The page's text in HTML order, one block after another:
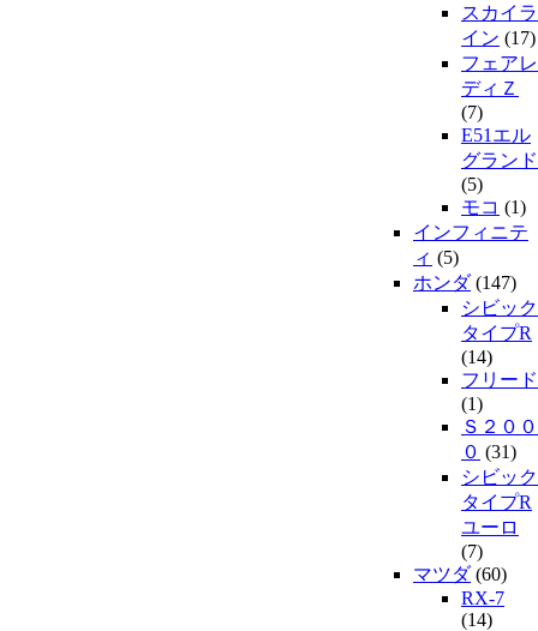
スカイラ
イン (17)
フェアレ
ディＺ
(7)
E51エル
グランド
(5)
モコ (1)
インフィニテ
ィ (5)
ホンダ(147)
シビック
タイプR
(14)
フリード
(1)
Ｓ２００
０ (31)
シビック
タイプR
ユーロ
(7)
マツダ(60)
RX-7
(14)